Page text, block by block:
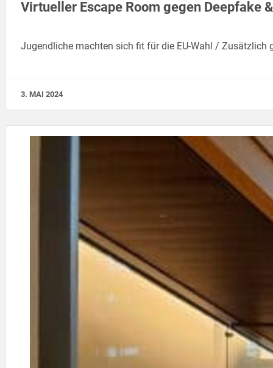
Virtueller Escape Room gegen Deepfake
Jugendliche machten sich fit für die EU-Wahl / Zusätzlich
3. MAI 2024